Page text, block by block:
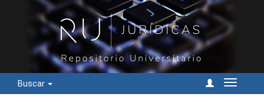
Buscar
Cambiar